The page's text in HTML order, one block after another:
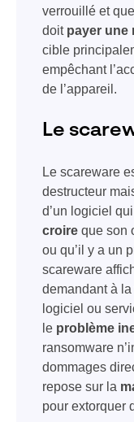
verrouillé et
doit payer une
cible
empêchant
de l’appareil.
Le
Le scareware
destructeur
d’un logiciel
croire que son
ou qu’il y a un
scareware
demandant à
logiciel ou
le problème
ransomware
dommages
repose sur la
pour extorquer